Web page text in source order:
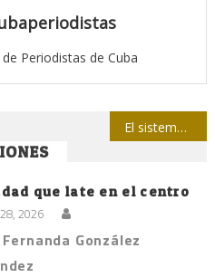
Periodistas de Cuba
El sistema político binario de Estados Unidos
que late en el centro
2026
González